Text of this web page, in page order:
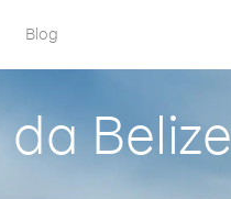
Blog
Belize